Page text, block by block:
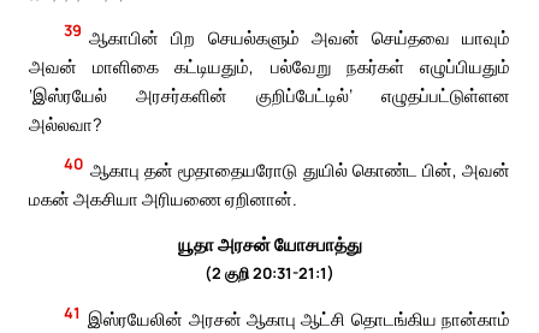
39 ஆகாபின் பிற செயல்களும் அவன் செய்தவை யாவும்
அவன் மாளிகை கட்டியதும், பல்வேறு நகர்கள் எழுப்பியதும்
‘இஸ்ரயேல் அரசர்களின் குறிப்பேட்டில்’ எழுதப்பட்டுள்ளன
அல்லவா?
40 ஆகாபு தன் மூதாதையரோடு துயில் கொண்ட பின், அவன்
மகன் அகசியா அரியணை ஏறினான்.
யூதா அரசன் யோசபாத்து
(2 குறி 20:31-21:1)
41 இஸ்ரயேலின் அரசன் ஆகாபு ஆட்சி தொடங்கிய நான்காம்